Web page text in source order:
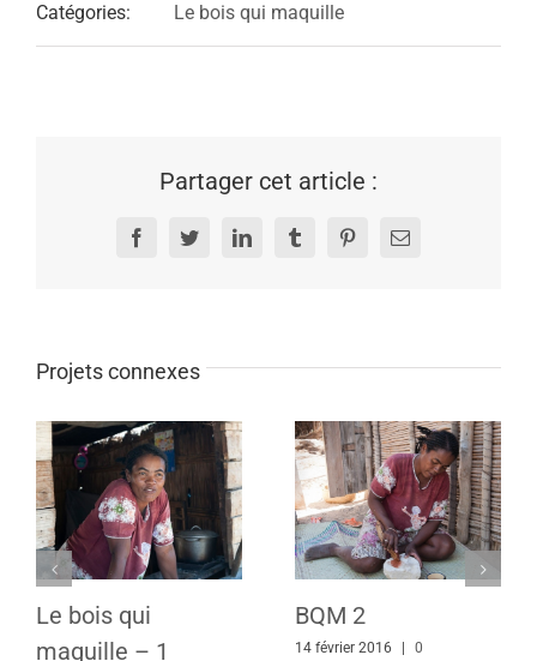
Catégories: Le bois qui maquille
Partager cet article :
FacebookTwitterLinkedInTumblrPinterestEmail
Projets connexes
Le bois qui
maquille – 1
BQM 2
14 février 2016 |
0